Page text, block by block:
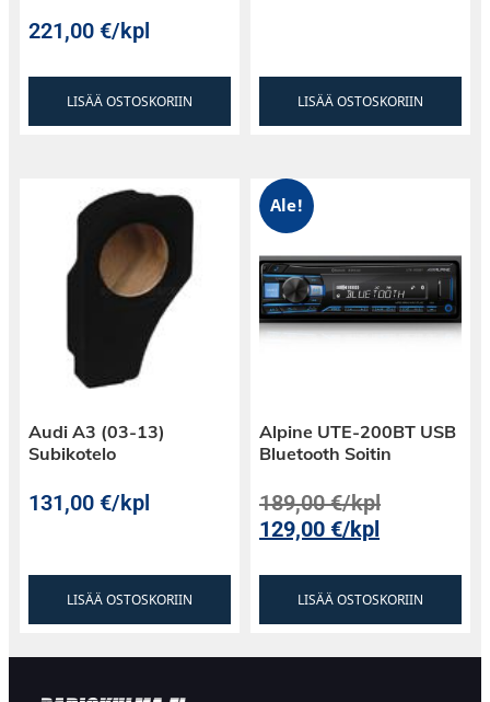
221,00€/kpl
LISÄÄ OSTOSKORIIN LISÄÄ OSTOSKORIIN
Audi A3 (03-13)
Subikotelo
131,00€/kpl
LISÄÄ OSTOSKORIIN
Ale!
Alpine UTE-200BT USB
Bluetooth Soitin
189,00€/kpl
129,00€/kpl
LISÄÄ OSTOSKORIIN